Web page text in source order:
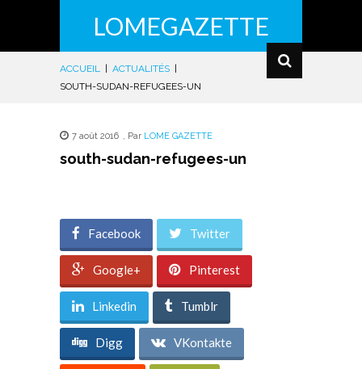
LOMEGAZETTE
ACCUEIL ACTUALITÉS
SOUTH-SUDAN-REFUGEES-UN
7 août 2016 , Par LOME GAZETTE
south-sudan-refugees-un
Facebook Twitter
Google+ Pinterest
Linkedin Tumblr
Digg VKontakte